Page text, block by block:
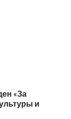
«За
и